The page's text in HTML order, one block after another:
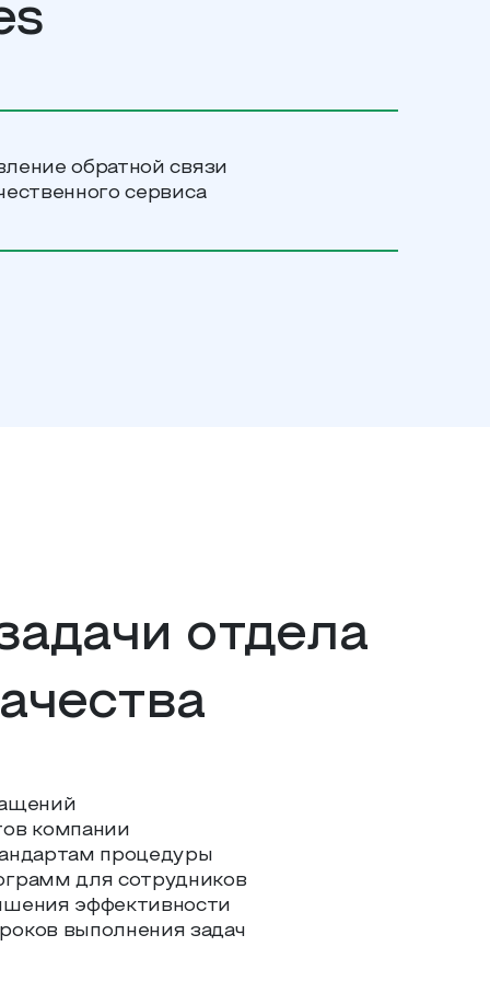
обратной связи
сервиса
отдела
компании
процедуры
для сотрудников
эффективности
выполнения задач